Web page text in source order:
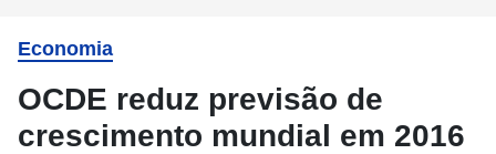
Economia
OCDE reduz previsão de
crescimento mundial em 2016